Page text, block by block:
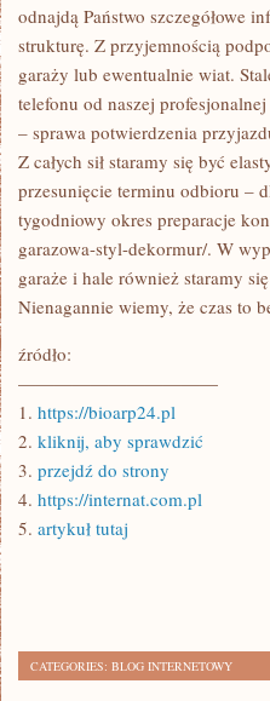
PRAGNĄ
WESELIĆ
SIĘ
odnajdą Państwo szczegółowe
strukturę. Z przyjemnością
garaży lub ewentualnie wiat.
telefonu od naszej
– sprawa potwierdzenia
Z całych sił staramy się być
przesunięcie terminu odbioru –
tygodniowy okres preparacje
garazowa-styl-dekormur/. W
garaże i hale również staramy
Nienagannie wiemy, że czas to
źródło:
———————————
1. https://bioarp24.pl
2. kliknij, aby sprawdzić
3. przejdź do strony
4. https://internat.com.pl
5. artykuł tutaj
CATEGORIES: BLOG INTERNETOWY